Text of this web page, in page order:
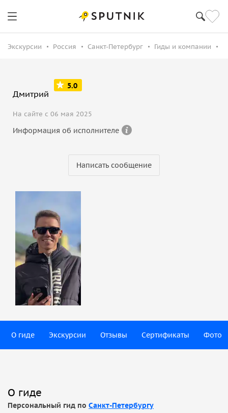
Экскурсии Россия Санкт-Петербург Гиды и компании
Дмитрий
5.0
На сайте с 06 мая 2025
Информация об исполнителе
Написать сообщение
О гиде Экскурсии Отзывы Сертификаты Фото
О гиде
Персональный гид по Санкт-Петербургу